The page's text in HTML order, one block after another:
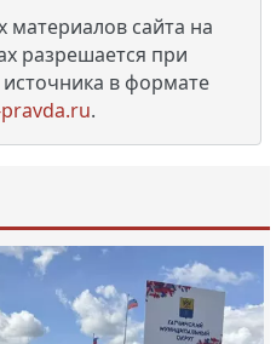
сайта на
разрешается при
в формате
.